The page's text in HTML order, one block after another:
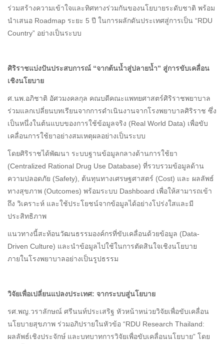
ร่วมสร้างความเข้าใจและทิศทางร่วมกันของนโยบายระดับชาติ พร้อม
นำเสนอ Roadmap ระยะ 5 ปี ในการผลักดันประเทศสู่การเป็น “RDU
Country” อย่างเป็นระบบ
ศิริราชแบ่งปันประสบการณ์ “จากต้นน้ำสู่ปลายน้ำ” สู่การขับเคลื่อน
เชิงนโยบาย
ศ.นพ.อภิชาติ อัศวมงคลกุล คณบดีคณะแพทยศาสตร์ศิริราชพยาบาล
ร่วมแลกเปลี่ยนบทเรียนจากการดำเนินงานจากโรงพยาบาลศิริราช ซึ่ง
เป็นหนึ่งในต้นแบบของการใช้ข้อมูลจริง (Real World Data) เพื่อขับ
เคลื่อนการใช้ยาอย่างสมเหตุผลอย่างเป็นระบบ
โดยศิริราชได้พัฒนา ระบบฐานข้อมูลกลางด้านการใช้ยา
(Centralized Rational Drug Use Database) ที่รวบรวมข้อมูลด้าน
ความปลอดภัย (Safety), ต้นทุนทางเศรษฐศาสตร์ (Cost) และ ผลลัพธ์
ทางสุขภาพ (Outcomes) พร้อมระบบ Dashboard เพื่อให้สามารถเข้า
ถึง วิเคราะห์ และใช้ประโยชน์จากข้อมูลได้อย่างโปร่งใสและมี
ประสิทธิภาพ
แนวทางนี้สะท้อนวัฒนธรรมองค์กรที่ขับเคลื่อนด้วยข้อมูล (Data-
Driven Culture) และนำข้อมูลไปใช้ในการตัดสินใจเชิงนโยบาย
ภายในโรงพยาบาลอย่างเป็นรูปธรรม
วิจัยเพื่อเปลี่ยนแปลงประเทศ: จากระบบสู่นโยบาย
รศ.พญ.วราลักษณ์ ศรีนนท์ประเสริฐ หัวหน้าหน่วยวิจัยเพื่อขับเคลื่อน
นโยบายสุขภาพ ร่วมอภิปรายในหัวข้อ “RDU Research Thailand:
ผลลัพธ์เชิงประจักษ์ และบทบาทการวิจัยเพื่อขับเคลื่อนนโยบาย” โดย